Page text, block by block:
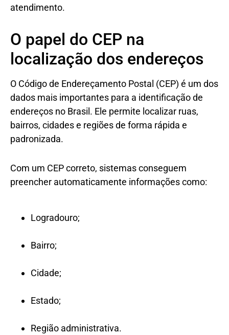
atendimento.
O papel do CEP na
localização dos endereços
O Código de Endereçamento Postal (CEP) é um dos
dados mais importantes para a identificação de
endereços no Brasil. Ele permite localizar ruas,
bairros, cidades e regiões de forma rápida e
padronizada.
Com um CEP correto, sistemas conseguem
preencher automaticamente informações como:
Logradouro;
Bairro;
Cidade;
Estado;
Região administrativa.